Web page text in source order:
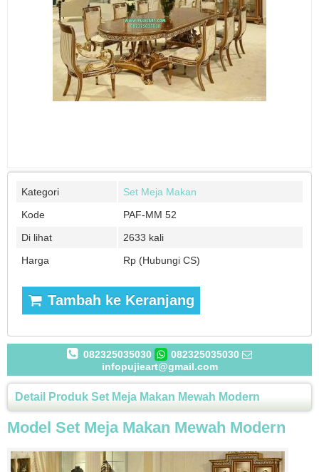
Kategori
Set Meja Makan
Kode
PAF-MM 52
Di lihat
2633 kali
Harga
Rp (Hubungi CS)
Tambah ke Keranjang
082325035030
082325035030
infopujieart@gmail.com
Detail Produk Set Meja Makan Mewah Modern
Model Set Meja Makan Mewah Modern